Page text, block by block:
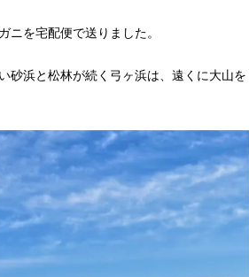
ニを宅配便で送りました。
砂浜と松林が続く弓ヶ浜は、遠くに大山を